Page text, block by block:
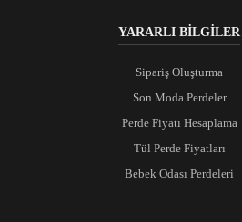
YARARLI BİLGİLER
Sipariş Oluşturma
Son Moda Perdeler
Perde Fiyatı Hesaplama
Tül Perde Fiyatları
Bebek Odası Perdeleri